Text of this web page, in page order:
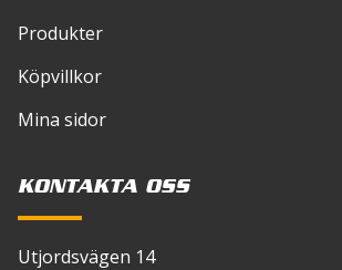
Produkter
Köpvillkor
Mina sidor
KONTAKTA OSS
Utjordsvägen 14